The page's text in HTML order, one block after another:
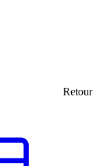
Retour